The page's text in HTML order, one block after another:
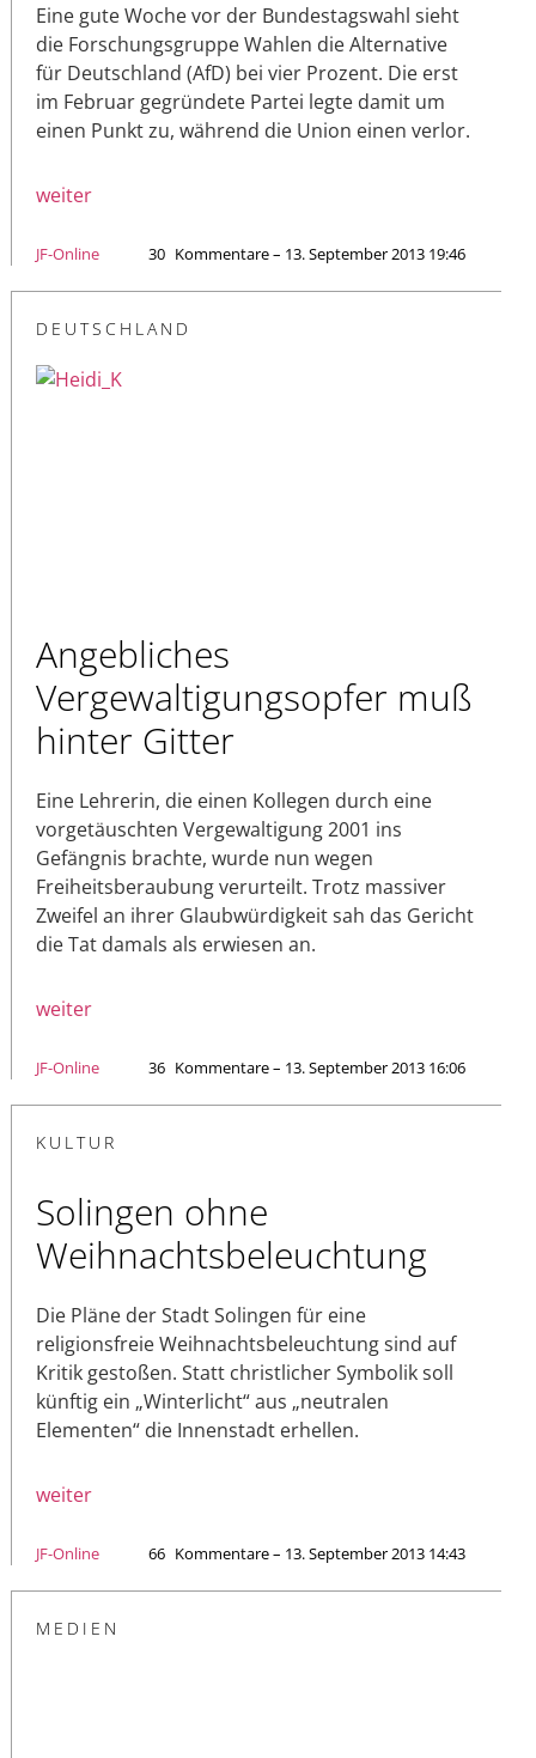
Eine gute Woche vor der Bundestagswahl sieht
die Forschungsgruppe Wahlen die Alternative
für Deutschland (AfD) bei vier Prozent. Die erst
im Februar gegründete Partei legte damit um
einen Punkt zu, während die Union einen verlor.
weiter
JF-Online 30 Kommentare – 13. September 2013 19:46
DEUTSCHLAND
Angebliches
Vergewaltigungsopfer muß
hinter Gitter
Eine Lehrerin, die einen Kollegen durch eine
vorgetäuschten Vergewaltigung 2001 ins
Gefängnis brachte, wurde nun wegen
Freiheitsberaubung verurteilt. Trotz massiver
Zweifel an ihrer Glaubwürdigkeit sah das Gericht
die Tat damals als erwiesen an.
weiter
JF-Online 36 Kommentare – 13. September 2013 16:06
KULTUR
Solingen ohne
Weihnachtsbeleuchtung
Die Pläne der Stadt Solingen für eine
religionsfreie Weihnachtsbeleuchtung sind auf
Kritik gestoßen. Statt christlicher Symbolik soll
künftig ein „Winterlicht“ aus „neutralen
Elementen“ die Innenstadt erhellen.
weiter
JF-Online 66 Kommentare – 13. September 2013 14:43
MEDIEN